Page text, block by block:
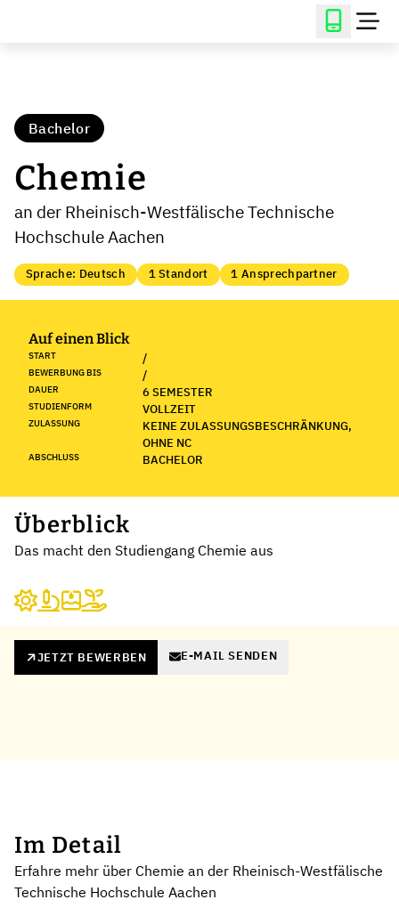
Bachelor
Chemie
an der Rheinisch-Westfälische Technische
Hochschule Aachen
Sprache: Deutsch 1 Standort 1 Ansprechpartner
Auf einen Blick
START /
BEWERBUNG BIS /
DAUER 6 SEMESTER
STUDIENFORM VOLLZEIT
ZULASSUNG
KEINE ZULASSUNGSBESCHRÄNKUNG,
OHNE NC
ABSCHLUSS BACHELOR
Überblick
Das macht den Studiengang Chemie aus
JETZT BEWERBEN E-MAIL SENDEN
Im Detail
Erfahre mehr über Chemie an der Rheinisch-Westfälische
Technische Hochschule Aachen